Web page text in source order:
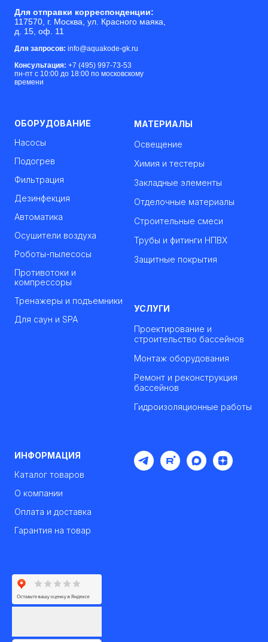
Для отправки корреспонденции:
117570, г. Москва, ул. Красного маяка,
д. 15, оф. 11
Для запросов: info@aquakode-gk.ru
Консультация: +7 (495) 997-73-53
пн-пт с 10:00 до 18:00 по московскому
времени
ОБОРУДОВАНИЕ
Насосы
Подогрев
Фильтрация
Дезинфекция
Автоматика
Осушители воздуха
Роботы-пылесосы
Противотоки и
компрессоры
Тренажеры и подъемники
Для саун и SPA
МАТЕРИАЛЫ
Освещение
Химия и тестеры
Закладные элементы
Отделочные материалы
Строительные смеси
Трубы и фитинги НПВХ
Защитные покрытия
УСЛУГИ
Проектирование и
строительство бассейнов
Монтаж оборудования
Ремонт и реконструкция
бассейнов
Гидроизоляционные работы
ИНФОРМАЦИЯ
Каталог товаров
О компании
Оплата и доставка
Гарантия на товар